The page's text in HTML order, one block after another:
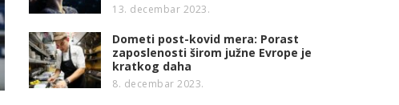
13. decembar 2023.
Dometi post-kovid mera: Porast
zaposlenosti širom južne Evrope je
kratkog daha
8. decembar 2023.